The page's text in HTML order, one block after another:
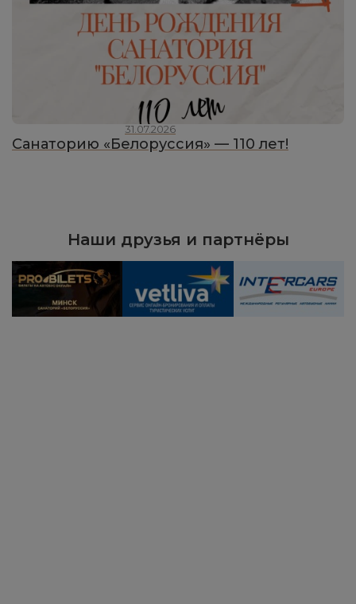
31.07.2026
Санаторию «Белоруссия» — 110 лет!
Наши друзья и партнёры